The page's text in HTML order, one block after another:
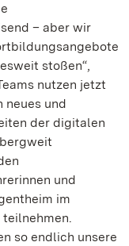
– aber wir
stoßen“,
nutzen jetzt
neues und
der digitalen
und
im
teilnehmen.
so endlich unsere